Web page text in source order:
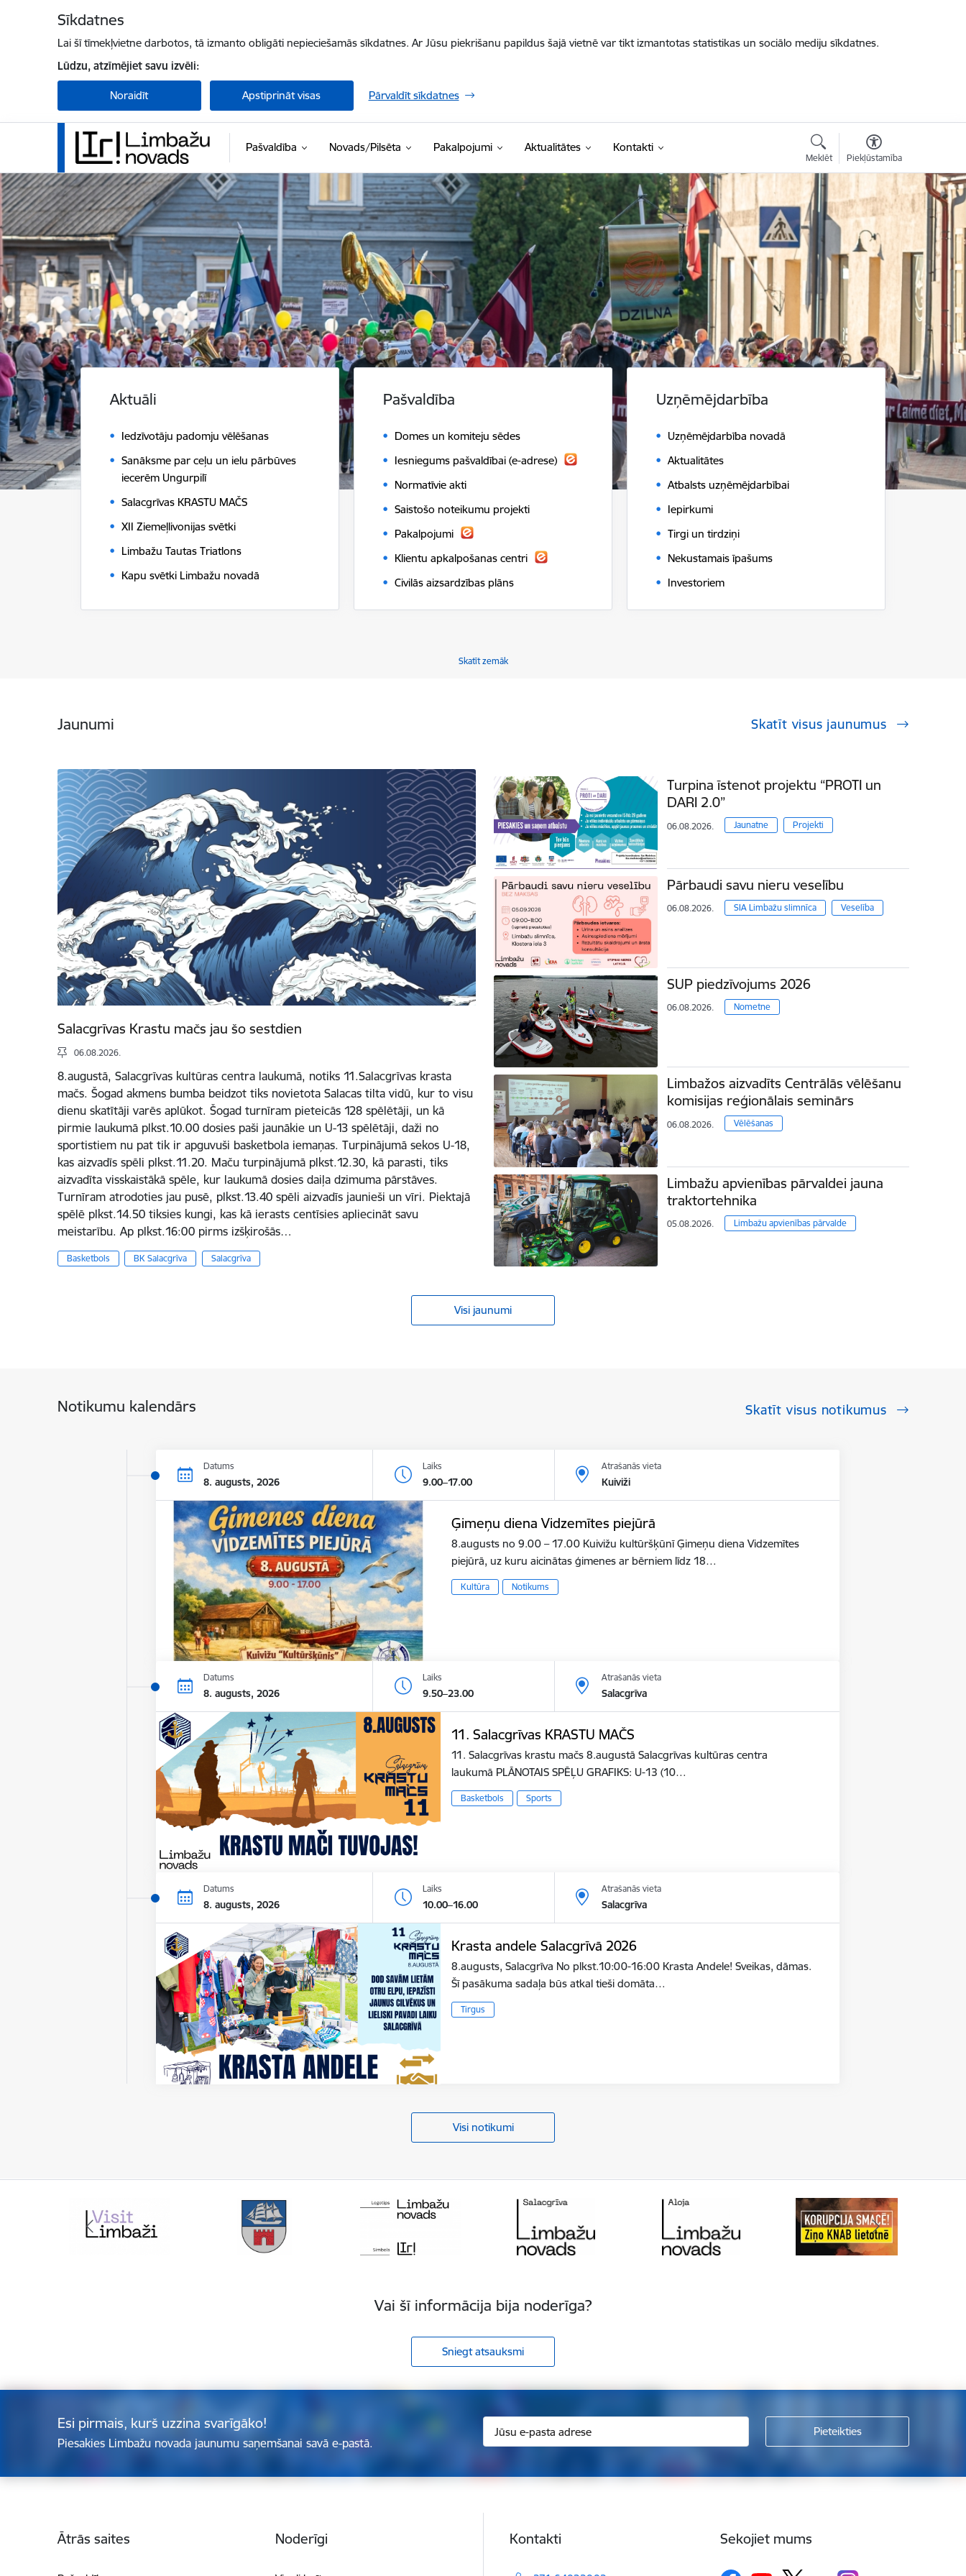
Sīkdatnes
Lai šī tīmekļvietne darbotos, tā izmanto obligāti nepieciešamās sīkdatnes. Ar Jūsu piekrišanu papildus šajā vietnē var tikt izmantotas statistikas un sociālo mediju sīkdatnes.
Lūdzu, atzīmējiet savu izvēli:
Noraidīt Apstiprināt visas Pārvaldīt sīkdatnes
Pašvaldība Novads/Pilsēta Pakalpojumi Aktualitātes Kontakti
Meklēt Piekļūstamība
Limbažu novada pašvaldība
Aktuāli
Iedzīvotāju padomju vēlēšanas
Sanāksme par ceļu un ielu pārbūves
iecerēm Ungurpilī
Salacgrīvas KRASTU MAČS
XII Ziemeļlivonijas svētki
Limbažu Tautas Triatlons
Kapu svētki Limbažu novadā
Pašvaldība
Domes un komiteju sēdes
Iesniegums pašvaldībai (e-adrese)
Normatīvie akti
Saistošo noteikumu projekti
Pakalpojumi
Klientu apkalpošanas centri
Civilās aizsardzības plāns
Uzņēmējdarbība
Uzņēmējdarbība novadā
Aktualitātes
Atbalsts uzņēmējdarbībai
Iepirkumi
Tirgi un tirdziņi
Nekustamais īpašums
Investoriem
Skatīt zemāk
Jaunumi Skatīt visus jaunumus
Salacgrīvas Krastu mačs jau šo sestdien
06.08.2026.
8.augustā, Salacgrīvas kultūras centra laukumā, notiks 11.Salacgrīvas krasta
mačs. Šogad akmens bumba beidzot tiks novietota Salacas tilta vidū, kur to visu
dienu skatītāji varēs aplūkot. Šogad turnīram pieteicās 128 spēlētāji, un kā
pirmie laukumā plkst.10.00 dosies paši jaunākie un U-13 spēlētāji, daži no
sportistiem nu pat tik ir apguvuši basketbola iemaņas. Turpinājumā sekos U-18,
kas aizvadīs spēli plkst.11.20. Maču turpinājumā plkst.12.30, kā parasti, tiks
aizvadīta visskaistākā spēle, kur laukumā dosies daiļa dzimuma pārstāves.
Turnīram atrodoties jau pusē, plkst.13.40 spēli aizvadīs jaunieši un vīri. Piektajā
spēlē plkst.14.50 tiksies kungi, kas kā ierasts centīsies apliecināt savu
meistarību. Ap plkst.16:00 pirms izšķirošās…
Basketbols BK Salacgrīva Salacgrīva
Turpina īstenot projektu “PROTI un
DARI 2.0”
06.08.2026. Jaunatne Projekti
Pārbaudi savu nieru veselību
06.08.2026. SIA Limbažu slimnīca Veselība
SUP piedzīvojums 2026
06.08.2026. Nometne
Limbažos aizvadīts Centrālās vēlēšanu
komisijas reģionālais seminārs
06.08.2026. Vēlēšanas
Limbažu apvienības pārvaldei jauna
traktortehnika
05.08.2026. Limbažu apvienības pārvalde
Visi jaunumi
Notikumu kalendārs Skatīt visus notikumus
Datums
8. augusts, 2026
Laiks
9.00–17.00
Atrašanās vieta
Kuiviži
Ģimeņu diena Vidzemītes piejūrā
8.augusts no 9.00 – 17.00 Kuivižu kultūršķūnī Ģimeņu diena Vidzemītes
piejūrā, uz kuru aicinātas ģimenes ar bērniem līdz 18…
Kultūra Notikums
Datums
8. augusts, 2026
Laiks
9.50–23.00
Atrašanās vieta
Salacgrīva
11. Salacgrīvas KRASTU MAČS
11. Salacgrīvas krastu mačs 8.augustā Salacgrīvas kultūras centra
laukumā PLĀNOTAIS SPĒĻU GRAFIKS: U-13 (10…
Basketbols Sports
Datums
8. augusts, 2026
Laiks
10.00–16.00
Atrašanās vieta
Salacgrīva
Krasta andele Salacgrīvā 2026
8.augusts, Salacgrīva No plkst.10:00-16:00 Krasta Andele! Sveikas, dāmas.
Šī pasākuma sadaļa būs atkal tieši domāta…
Tirgus
Visi notikumi
Vai šī informācija bija noderīga?
Sniegt atsauksmi
Esi pirmais, kurš uzzina svarīgāko!
Piesakies Limbažu novada jaunumu saņemšanai savā e-pastā.
Ātrās saites Noderīgi Kontakti Sekojiet mums